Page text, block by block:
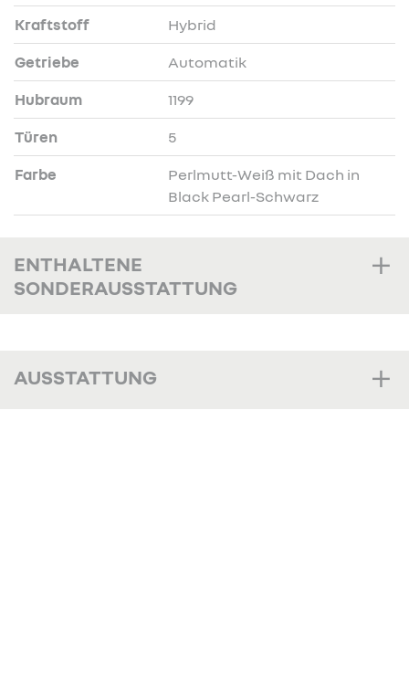
Kraftstoff Hybrid
Getriebe Automatik
Hubraum 1199
Türen 5
Farbe
Perlmutt-Weiß mit Dach in
Black Pearl-Schwarz
ENTHALTENE
SONDERAUSSTATTUNG
AUSSTATTUNG